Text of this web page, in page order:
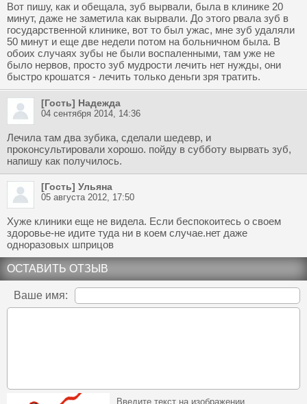
Вот пишу, как и обещала, зуб вырвали, была в клинике 20
минут, даже не заметила как вырвали. До этого рвала зуб в
государственной клинике, вот то был ужас, мне зуб удаляли
50 минут и еще две недели потом на больничном была. В
обоих случаях зубы не были воспаленными, там уже не
было нервов, просто зуб мудрости лечить нет нужды, они
быстро крошатся - лечить только деньги зря тратить.
[Гость] Надежда
04 сентября 2014, 14:36
Лечила там два зубика, сделали шедевр, и
проконсультировали хорошо. пойду в субботу вырвать зуб,
напишу как получилось.
[Гость] Ульяна
05 августа 2012, 17:50
Хуже клиники еще не видела. Если беспокоитесь о своем
здоровье-не идите туда ни в коем случае.нет даже
одноразовых шприцов
ОСТАВИТЬ ОТЗЫВ
Ваше имя:
Введите текст на изображении.